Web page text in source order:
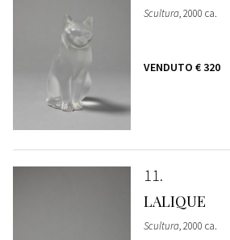
Scultura, 2000 ca.
VENDUTO € 320
11
LALIQUE
Scultura, 2000 ca.